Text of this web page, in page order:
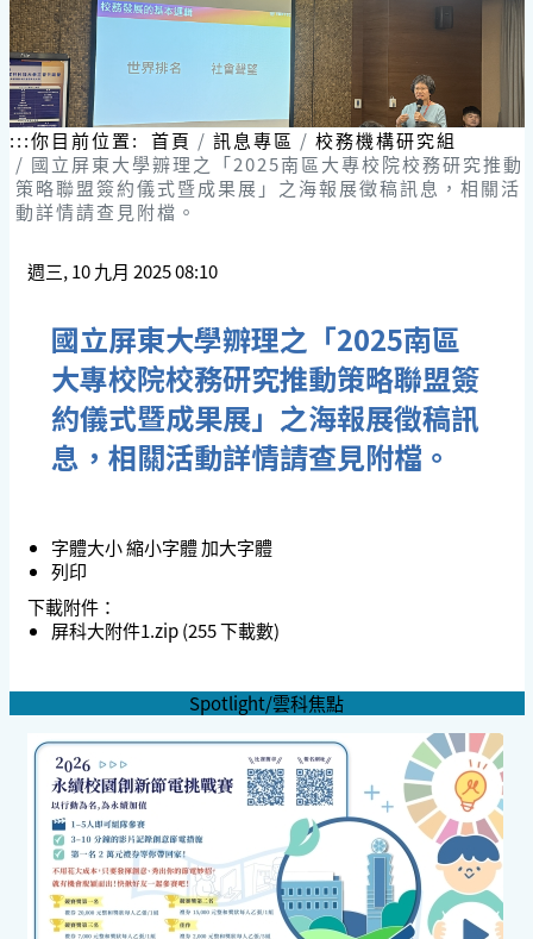
:::你目前位置: 首頁 訊息專區
校務機構研究組
國立屏東大學辧理之「2025南區大專校院校務研究推動
策略聯盟簽約儀式暨成果展」之海報展徵稿訊息，相關活
動詳情請查見附檔。
週三, 10 九月 2025 08:10
國立屏東大學辧理之「2025南區
大專校院校務研究推動策略聯盟簽
約儀式暨成果展」之海報展徵稿訊
息，相關活動詳情請查見附檔。
字體大小縮小字體加大字體
列印
下載附件：
屏科大附件1.zip (255 下載數)
Spotlight/雲科焦點